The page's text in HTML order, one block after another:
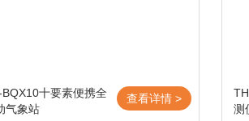
十要素便携全
气象站
查看详情 >
测